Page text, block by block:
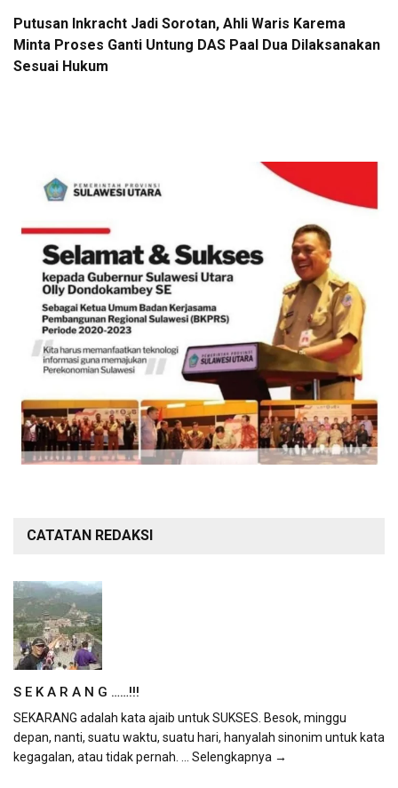
Putusan Inkracht Jadi Sorotan, Ahli Waris Karema
Minta Proses Ganti Untung DAS Paal Dua Dilaksanakan
Sesuai Hukum
CATATAN REDAKSI
S E K A R A N G ……!!!
SEKARANG adalah kata ajaib untuk SUKSES. Besok, minggu
depan, nanti, suatu waktu, suatu hari, hanyalah sinonim untuk kata
kegagalan, atau tidak pernah. ... Selengkapnya →